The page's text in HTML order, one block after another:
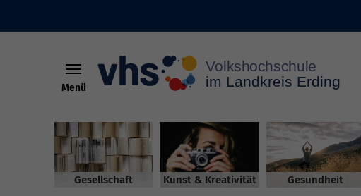
Menü
Gesellschaft Kunst & Kreativität Gesundheit